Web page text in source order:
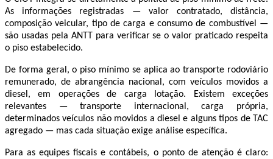
As informações registradas — valor contratado, distância,
composição veicular, tipo de carga e consumo de combustível —
são usadas pela ANTT para verificar se o valor praticado respeita
o piso estabelecido.
De forma geral, o piso mínimo se aplica ao transporte rodoviário
remunerado, de abrangência nacional, com veículos movidos a
diesel, em operações de carga lotação. Existem exceções
relevantes — transporte internacional, carga própria,
determinados veículos não movidos a diesel e alguns tipos de TAC
agregado — mas cada situação exige análise específica.
Para as equipes fiscais e contábeis, o ponto de atenção é claro: